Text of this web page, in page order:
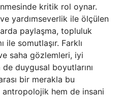
kritik rol oynar.
yardımseverlik ile ölçülen
paylaşma, topluluk
ile somutlaşır. Farklı
saha gözlemleri, iyi
duygusal boyutlarını
bir merakla bu
hem de insani